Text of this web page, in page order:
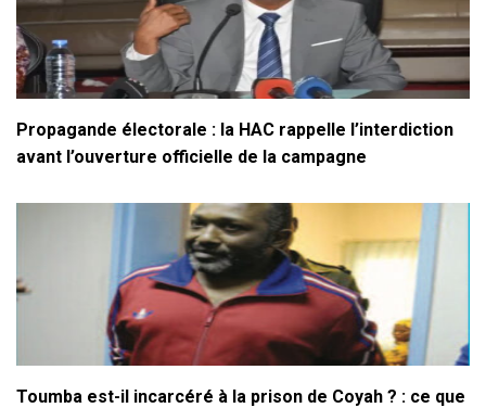
Propagande électorale : la HAC rappelle l’interdiction
avant l’ouverture officielle de la campagne
Toumba est-il incarcéré à la prison de Coyah ? : ce que